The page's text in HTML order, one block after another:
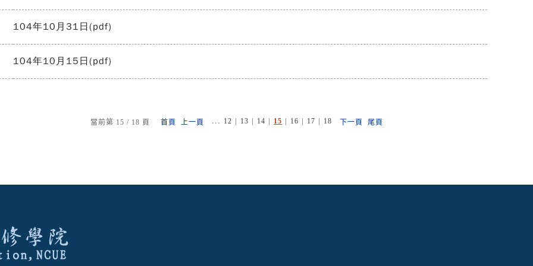
104年10月31日(pdf)
104年10月15日(pdf)
當前第 15 / 18 頁 首頁 上一頁 ... 12 | 13 | 14 | 15 | 16 | 17 | 18 下一頁 尾頁